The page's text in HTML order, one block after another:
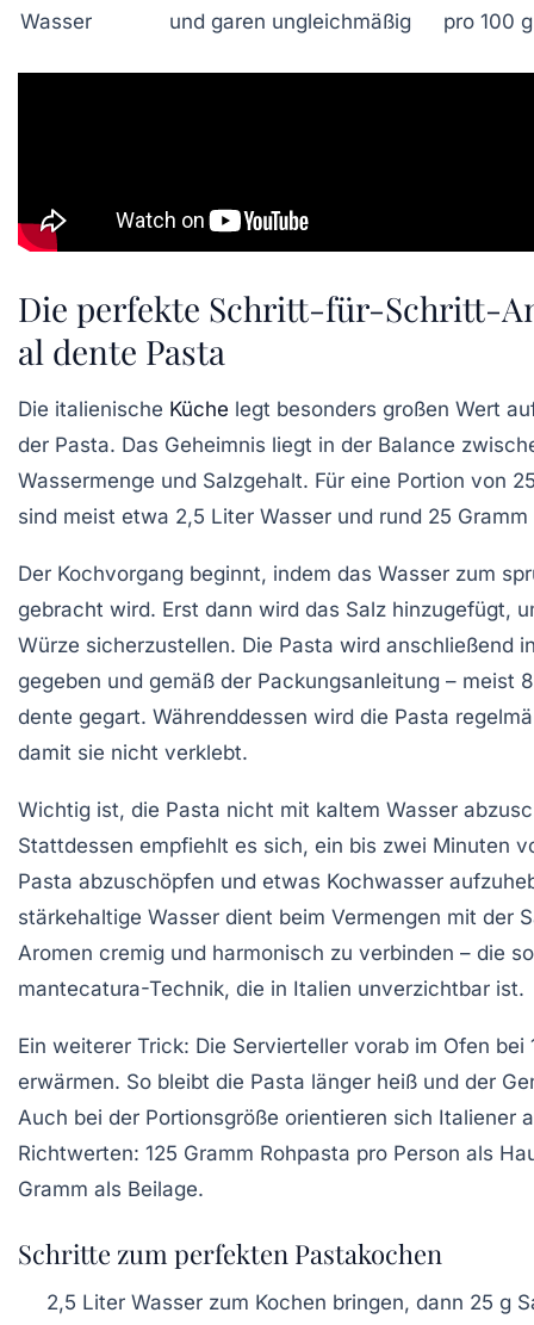
Wasser
und garen ungleichmäßig
pro 100
Die perfekte Schritt-für-Schritt-
al dente Pasta
Die italienische Küche legt besonders großen Wert
der Pasta. Das Geheimnis liegt in der Balance
Wassermenge und Salzgehalt. Für eine Portion von
sind meist etwa 2,5 Liter Wasser und rund 25
Der Kochvorgang beginnt, indem das Wasser zum
gebracht wird. Erst dann wird das Salz hinzugefügt,
Würze sicherzustellen. Die Pasta wird anschließend
gegeben und gemäß der Packungsanleitung – meist
dente gegart. Währenddessen wird die Pasta
damit sie nicht verklebt.
Wichtig ist, die Pasta nicht mit kaltem Wasser
Stattdessen empfiehlt es sich, ein bis zwei Minuten
Pasta abzuschöpfen und etwas Kochwasser
stärkehaltige Wasser dient beim Vermengen mit der
Aromen cremig und harmonisch zu verbinden – die
mantecatura-Technik, die in Italien unverzichtbar ist.
Ein weiterer Trick: Die Servierteller vorab im Ofen bei
erwärmen. So bleibt die Pasta länger heiß und der
Auch bei der Portionsgröße orientieren sich Italiener
Richtwerten: 125 Gramm Rohpasta pro Person als
Gramm als Beilage.
Schritte zum perfekten Pastakochen
2,5 Liter Wasser zum Kochen bringen, dann 25 g